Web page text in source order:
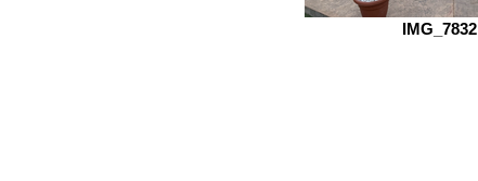
IMG_7832